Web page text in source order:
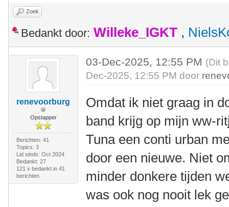
Zoek
Bedankt door: Willeke_IGKT ,
renevoorburg
Opstapper
Berichten: 41
Topics: 3
Lid sinds: Oct 2024
Bedankt: 27
121 x bedankt in 41
berichten
03-Dec-2025, 12:55 PM (Dit
Dec-2025, 12:55 PM door
Omdat ik niet graag in
band krijg op mijn ww-
Tuna een conti urban
door een nieuwe. Niet
minder donkere tijden
was ook nog nooit lek